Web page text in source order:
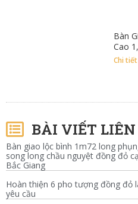
Bàn
Cao
Chi
BÀI VIẾT
Bàn giao lộc bình 1m72 long
song long chầu nguyệt đồng đỏ
Bắc Giang
Hoàn thiện 6 pho tượng đồng đỏ
yêu cầu